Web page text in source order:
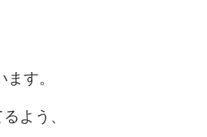
す。
よう、